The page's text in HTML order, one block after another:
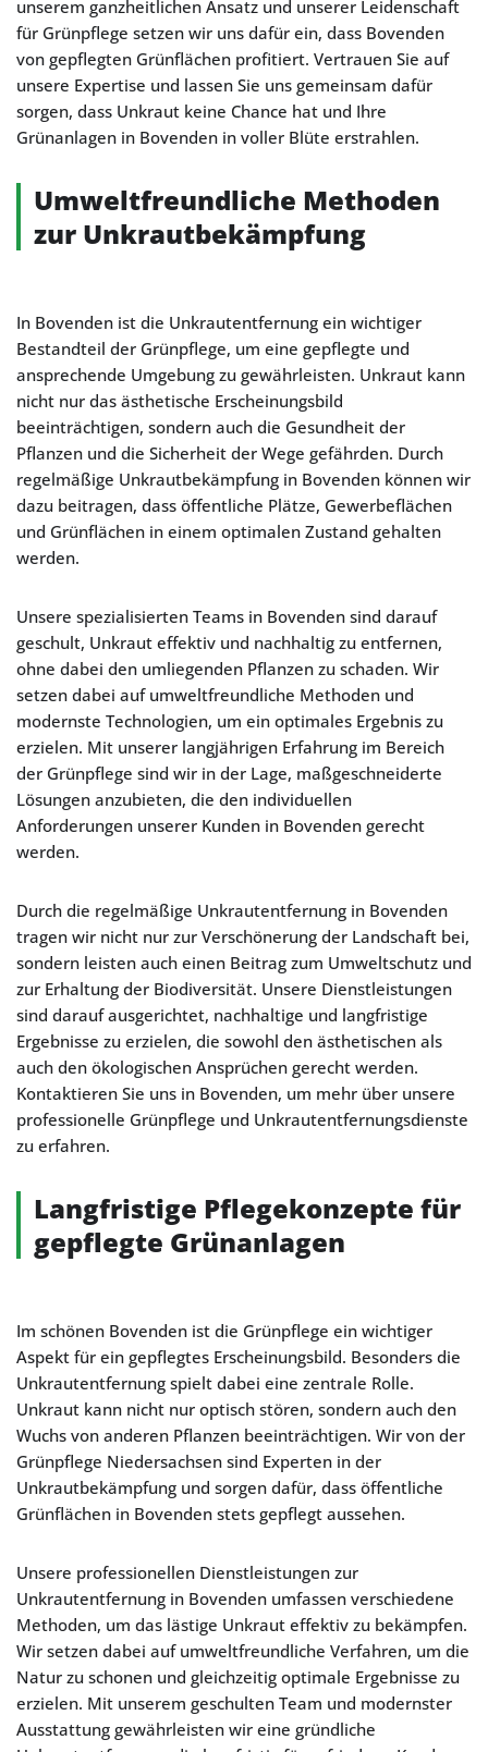
unserem ganzheitlichen Ansatz und unserer Leidenschaft
für Grünpflege setzen wir uns dafür ein, dass Bovenden
von gepflegten Grünflächen profitiert. Vertrauen Sie auf
unsere Expertise und lassen Sie uns gemeinsam dafür
sorgen, dass Unkraut keine Chance hat und Ihre
Grünanlagen in Bovenden in voller Blüte erstrahlen.
Umweltfreundliche Methoden
zur Unkrautbekämpfung
In Bovenden ist die Unkrautentfernung ein wichtiger
Bestandteil der Grünpflege, um eine gepflegte und
ansprechende Umgebung zu gewährleisten. Unkraut kann
nicht nur das ästhetische Erscheinungsbild
beeinträchtigen, sondern auch die Gesundheit der
Pflanzen und die Sicherheit der Wege gefährden. Durch
regelmäßige Unkrautbekämpfung in Bovenden können wir
dazu beitragen, dass öffentliche Plätze, Gewerbeflächen
und Grünflächen in einem optimalen Zustand gehalten
werden.
Unsere spezialisierten Teams in Bovenden sind darauf
geschult, Unkraut effektiv und nachhaltig zu entfernen,
ohne dabei den umliegenden Pflanzen zu schaden. Wir
setzen dabei auf umweltfreundliche Methoden und
modernste Technologien, um ein optimales Ergebnis zu
erzielen. Mit unserer langjährigen Erfahrung im Bereich
der Grünpflege sind wir in der Lage, maßgeschneiderte
Lösungen anzubieten, die den individuellen
Anforderungen unserer Kunden in Bovenden gerecht
werden.
Durch die regelmäßige Unkrautentfernung in Bovenden
tragen wir nicht nur zur Verschönerung der Landschaft bei,
sondern leisten auch einen Beitrag zum Umweltschutz und
zur Erhaltung der Biodiversität. Unsere Dienstleistungen
sind darauf ausgerichtet, nachhaltige und langfristige
Ergebnisse zu erzielen, die sowohl den ästhetischen als
auch den ökologischen Ansprüchen gerecht werden.
Kontaktieren Sie uns in Bovenden, um mehr über unsere
professionelle Grünpflege und Unkrautentfernungsdienste
zu erfahren.
Langfristige Pflegekonzepte für
gepflegte Grünanlagen
Im schönen Bovenden ist die Grünpflege ein wichtiger
Aspekt für ein gepflegtes Erscheinungsbild. Besonders die
Unkrautentfernung spielt dabei eine zentrale Rolle.
Unkraut kann nicht nur optisch stören, sondern auch den
Wuchs von anderen Pflanzen beeinträchtigen. Wir von der
Grünpflege Niedersachsen sind Experten in der
Unkrautbekämpfung und sorgen dafür, dass öffentliche
Grünflächen in Bovenden stets gepflegt aussehen.
Unsere professionellen Dienstleistungen zur
Unkrautentfernung in Bovenden umfassen verschiedene
Methoden, um das lästige Unkraut effektiv zu bekämpfen.
Wir setzen dabei auf umweltfreundliche Verfahren, um die
Natur zu schonen und gleichzeitig optimale Ergebnisse zu
erzielen. Mit unserem geschulten Team und modernster
Ausstattung gewährleisten wir eine gründliche